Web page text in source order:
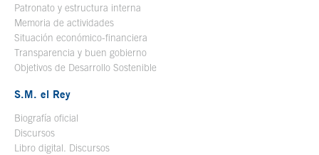
Patronato y estructura interna
Memoria de actividades
Situación económico-financiera
Transparencia y buen gobierno
Objetivos de Desarrollo Sostenible
S.M. el Rey
Biografía oficial
Discursos
Libro digital. Discursos